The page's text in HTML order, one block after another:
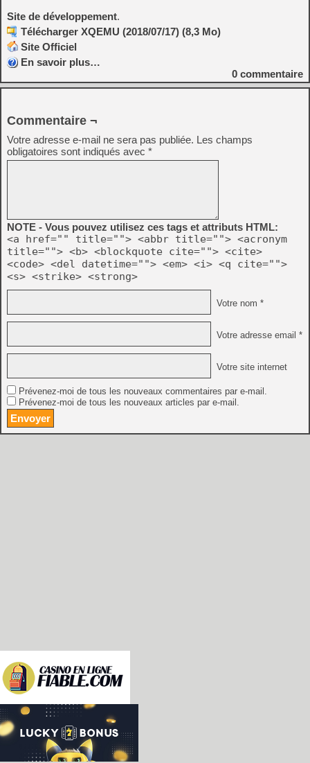
Site de développement.
Télécharger XQEMU (2018/07/17) (8,3 Mo)
Site Officiel
En savoir plus…
0 commentaire
Commentaire ¬
Votre adresse e-mail ne sera pas publiée. Les champs
obligatoires sont indiqués avec *
NOTE - Vous pouvez utilisez ces tags et attributs HTML:
<a href="" title=""> <abbr title=""> <acronym
title=""> <b> <blockquote cite=""> <cite>
<code> <del datetime=""> <em> <i> <q cite="">
<s> <strike> <strong>
Votre nom *
Votre adresse email *
Votre site internet
Prévenez-moi de tous les nouveaux commentaires par e-mail.
Prévenez-moi de tous les nouveaux articles par e-mail.